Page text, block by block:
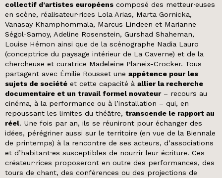
collectif d’artistes européens composé des metteur·euses
en scène, réalisateur·rices Lola Arias, Marta Gornicka,
Vanasay Khamphommala, Marcus Lindeen et Marianne
Ségol-Samoy, Adeline Rosenstein, Gurshad Shaheman,
Louise Hémon ainsi que de la scénographe Nadia Lauro
(conceptrice du paysage intérieur de La Caverne) et de la
chercheuse et curatrice Madeleine Planeix-Crocker. Tous
partagent avec Émilie Rousset une appétence pour les
sujets de société et cette capacité à allier la recherche
documentaire et un travail formel novateur– recours au
cinéma, à la performance ou à l’installation – qui, en
repoussant les limites du théâtre, transcende le rapport au
réel. Une fois par an, ils se réuniront pour échanger des
idées, pérégriner aussi sur le territoire (en vue de la Biennale
de printemps) à la rencontre de ses acteurs, d’associations
et d’habitant·es susceptibles de nourrir leur écriture. Ces
créateur·rices proposeront en outre des performances, des
tours de chant, des conférences ou des projections de